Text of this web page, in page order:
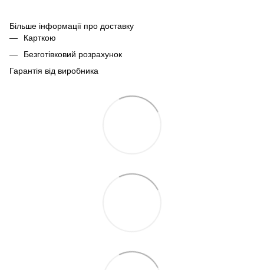
Більше інформації про доставку
Карткою
Безготівковий розрахунок
Гарантія від виробника